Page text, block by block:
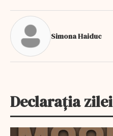
Simona Haiduc
Declarația zilei